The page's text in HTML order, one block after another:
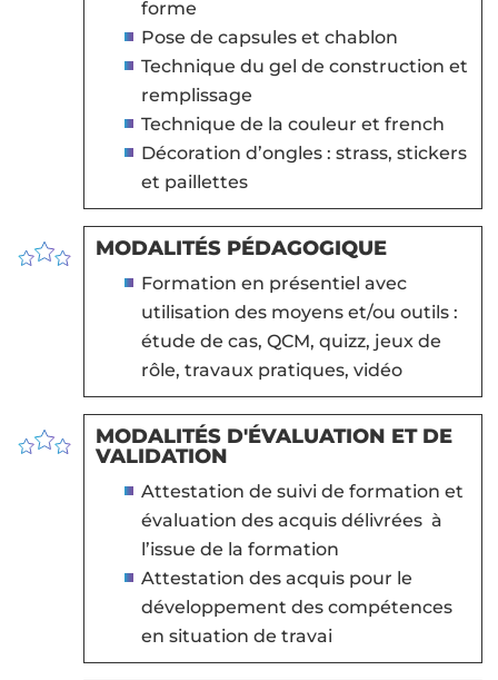
forme
Pose de capsules et chablon
Technique du gel de construction et
remplissage
Technique de la couleur et french
Décoration d’ongles : strass, stickers
et paillettes
MODALITÉS PÉDAGOGIQUE
Formation en présentiel avec
utilisation des moyens et/ou outils :
étude de cas, QCM, quizz, jeux de
rôle, travaux pratiques, vidéo
MODALITÉS D'ÉVALUATION ET DE
VALIDATION
Attestation de suivi de formation et
évaluation des acquis délivrées à
l’issue de la formation
Attestation des acquis pour le
développement des compétences
en situation de travai